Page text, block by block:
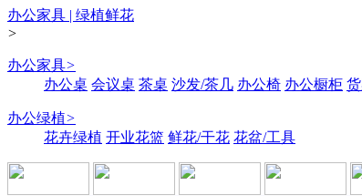
办公家具 | 绿植鲜花
>
办公家具>
办公桌 会议桌 茶桌 沙发/茶几 办公椅 办公橱柜
办公绿植>
花卉绿植 开业花篮 鲜花/干花 花盆/工具